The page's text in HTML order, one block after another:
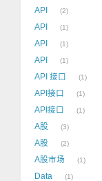
API 2
API 1
API 1
API 1
API 接口 1
API接口 1
API接口 1
A股 3
A股 2
A股市场 1
Data 1